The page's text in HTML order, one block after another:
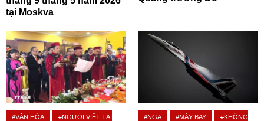
tại Moskva
#VĂN HÓA
#NGƯỜI VIỆT TẠI
#NGA #MÁY BAY
#KHÔNG